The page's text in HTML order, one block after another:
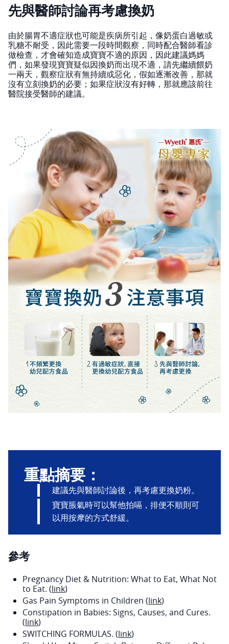
先與醫師討論再考慮換奶
由於腸胃不適症狀也可能是疾病所引起，像奶蛋白過敏或
乳糖不耐受，因此需要一段時間觀察，同時配合醫師看診
做檢查，才會確知造成寶寶不適的原因，因此建議媽媽
們，如果發現寶寶疑似因換奶而出現不適，請先繼續餵奶
一兩天，觀察症狀有無持續或惡化，假如逐漸改善，那就
沒有立刻換奶的必要；如果症狀沒有好轉，那就應該前往
醫院接受醫師的建議。
重點摘要：
建議先與醫師討論後，再考慮更換奶粉。
寶寶脹氣時可以幫他拍嗝，排便不順則可
以用按摩的方式舒緩。
參考
Pregnancy Diet & Nutrition: What to Eat, What Not
to Eat. (link)
Gas Pain Symptoms in Children (link)
Constipation in Babies: Signs, Causes, and Cures.
(link)
SWITCHING FORMULAS. (link)